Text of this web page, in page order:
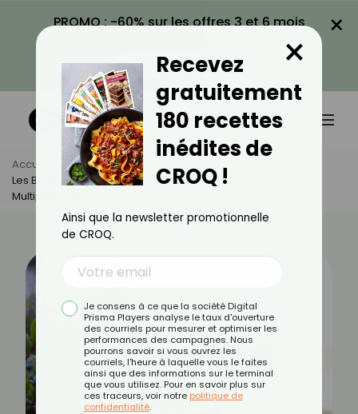
PROMO : -60% sur les offres 3 et 6 mois
VOIR LA PROMO
×
Accueil Actus
Bien-Être
Les Bienfaits De La Myrte : Une Plante Emblématique Aux
Multiples Vertus
Recevez
gratuitement
180 recettes
inédites de
CROQ !
×
Ainsi que la newsletter promotionnelle
de CROQ.
Je consens à ce que la société Digital
Prisma Players analyse le taux d'ouverture
des courriels pour mesurer et optimiser les
performances des campagnes. Nous
pourrons savoir si vous ouvrez les
courriels, l'heure à laquelle vous le faites
ainsi que des informations sur le terminal
que vous utilisez. Pour en savoir plus sur
ces traceurs, voir notre politique de
confidentialité.